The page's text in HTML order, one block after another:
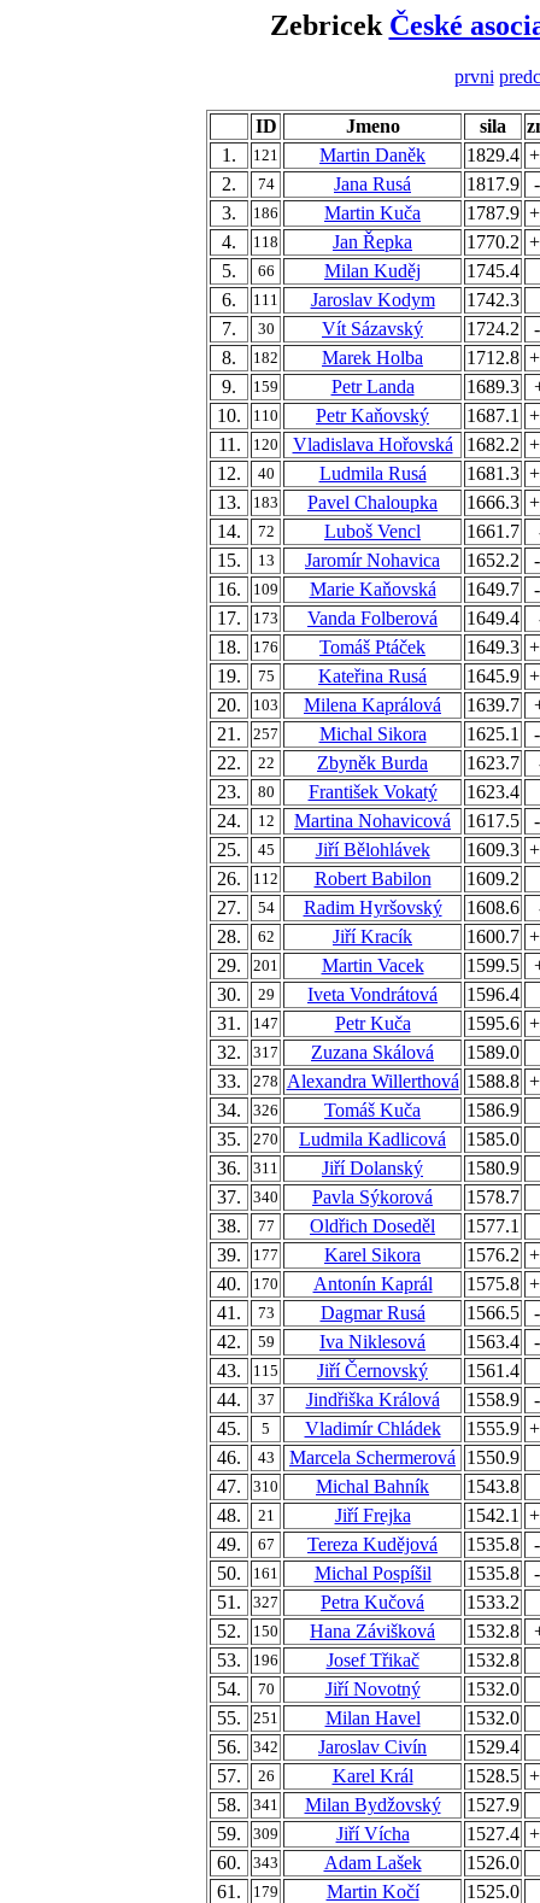
Zebricek České
prvni
ID Jmeno sila
1.
121 Martin Daněk 1829.4
2.
74 Jana Rusá 1817.9
3.
186 Martin Kuča 1787.9
4.
118 Jan Řepka 1770.2
5.
66 Milan Kuděj
1745.4
6.
111 Jaroslav Kodym
1742.3
7.
30 Vít Sázavský 1724.2
8.
182 Marek Holba 1712.8
9.
159 Petr Landa 1689.3
10.
110 Petr Kaňovský 1687.1
11.
120 Vladislava Hořovská 1682.2
12.
40 Ludmila Rusá 1681.3
13.
183 Pavel Chaloupka 1666.3
14.
72 Luboš Vencl 1661.7
15.
13 Jaromír Nohavica 1652.2
16.
109 Marie Kaňovská 1649.7
17.
173 Vanda Folberová 1649.4
18.
176 Tomáš Ptáček 1649.3
19.
75 Kateřina Rusá 1645.9
20.
103 Milena Kaprálová 1639.7
21.
257 Michal Sikora 1625.1
22.
22 Zbyněk Burda 1623.7
23.
80 František Vokatý
1623.4
24.
12 Martina Nohavicová 1617.5
25.
45 Jiří Bělohlávek 1609.3
26.
112 Robert Babilon
1609.2
27.
54 Radim Hyršovský 1608.6
28.
62 Jiří Kracík 1600.7
29.
201 Martin Vacek 1599.5
30.
29 Iveta Vondrátová
1596.4
31.
147 Petr Kuča 1595.6
32.
317 Zuzana Skálová
1589.0
33.
278 Alexandra Willerthová 1588.8
34.
326 Tomáš Kuča
1586.9
35.
270 Ludmila Kadlicová
1585.0
36.
311 Jiří Dolanský
1580.9
37.
340 Pavla Sýkorová
1578.7
38.
77 Oldřich Doseděl
1577.1
39.
177 Karel Sikora 1576.2
40.
170 Antonín Kaprál 1575.8
41.
73 Dagmar Rusá 1566.5
42.
59 Iva Niklesová 1563.4
43.
115 Jiří Černovský
1561.4
44.
37 Jindřiška Králová 1558.9
45.
5 Vladimír Chládek 1555.9
46.
43 Marcela Schermerová
1550.9
47.
310 Michal Bahník
1543.8
48.
21 Jiří Frejka 1542.1
49.
67 Tereza Kudějová 1535.8
50.
161 Michal Pospíšil 1535.8
51.
327 Petra Kučová
1533.2
52.
150 Hana Závišková 1532.8
53.
196 Josef Třikač
1532.8
54.
70 Jiří Novotný
1532.0
55.
251 Milan Havel
1532.0
56.
342 Jaroslav Civín
1529.4
57.
26 Karel Král 1528.5
58.
341 Milan Bydžovský
1527.9
59.
309 Jiří Vícha 1527.4
60.
343 Adam Lašek
1526.0
61.
179 Martin Kočí
1525.0